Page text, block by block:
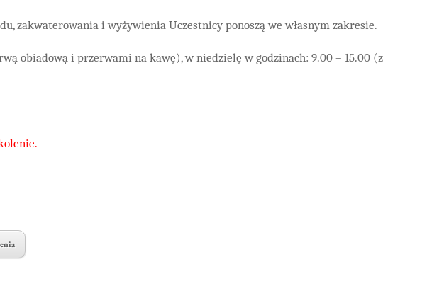
zakwaterowania i wyżywienia Uczestnicy ponoszą we własnym zakresie.
obiadową i przerwami na kawę), w niedzielę w godzinach: 9.00 – 15.00 (z